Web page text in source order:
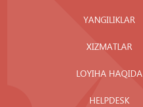
YANGILIKLAR
XIZMATLAR
LOYIHA HAQIDA
HELPDESK